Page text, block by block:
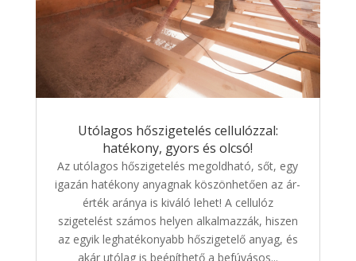
Utólagos hőszigetelés cellulózzal:
hatékony, gyors és olcsó!
Az utólagos hőszigetelés megoldható, sőt, egy
igazán hatékony anyagnak köszönhetően az ár-
érték aránya is kiváló lehet! A cellulóz
szigetelést számos helyen alkalmazzák, hiszen
az egyik leghatékonyabb hőszigetelő anyag, és
akár utólag is beépíthető a befúvásos...